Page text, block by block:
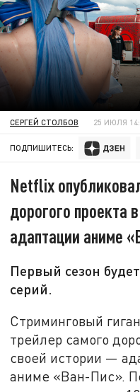
СЕРГЕЙ СТОЛБОВ 25 ИЮЛЯ
ПОДПИШИТЕСЬ:
Netflix
дорогого проекта
адаптации аниме
Первый сезон
серий.
Стриминговый
трейлер самого
своей истории —
аниме «Ван-Пис».